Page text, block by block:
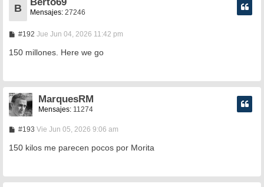
B Mensajes: 27246
#192M
n
s
e
Jue Jun 04, 2026 11:42 pm
150 millones. Here we go
MarquesRM
Mensajes: 11274
#193M
n
s
e
Vie Jun 05, 2026 9:06 am
150 kilos me parecen pocos por Morita